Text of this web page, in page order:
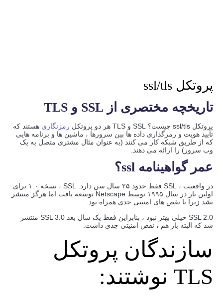
پروتکل ssl/tls
تاریخچه مختصری از SSL و TLS
پروتکل ssl/tls چیست؟ SSL و TLS هر دو پروتکل رمزنگاری هستند که
تأیید هویت و رمزگذاری داده ها بین سرورها ، ماشین ها و برنامه هایی
که از طریق شبکه کار می کنند (به عنوان مثال مشتری متصل به یک
وب سرور) را ارائه می دهند.
عمر گواهینامه ssl؟
در واقعیت ، SSL فقط حدود ۲۵ سال سن دارد. SSL ، نسخه ۱.۰ برای
اولین بار در سال ۱۹۹۵ توسط Netscape توسعه یافت اما هرگز منتشر
نشد زیرا با نقص های امنیتی جدی همراه بود.
SSL 2.0 خیلی بهتر نبود ، بنابراین فقط یک سال بعد SSL 3.0 منتشر
شد که البته باز هم ، نقص امنیتی جدی داشت.
سازندگان پروتکل
TLS نوشتند: